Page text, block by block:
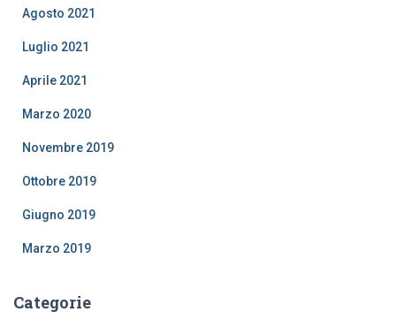
Agosto 2021
Luglio 2021
Aprile 2021
Marzo 2020
Novembre 2019
Ottobre 2019
Giugno 2019
Marzo 2019
Categorie